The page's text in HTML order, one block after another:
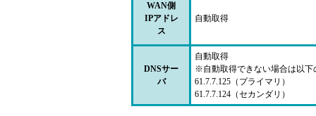
WAN側
IPアドレ
ス
自動取得
DNSサー
バ
自動取得
※自動取得できない場合は以下
61.7.7.125（プライマリ）
61.7.7.124（セカンダリ）